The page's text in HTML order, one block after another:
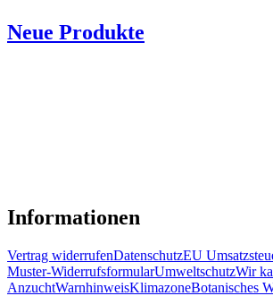
Neue Produkte
Informationen
Vertrag widerrufenDatenschutzEU
Muster-WiderrufsformularUmweltschutzWir
AnzuchtWarnhinweisKlimazoneBotanisches